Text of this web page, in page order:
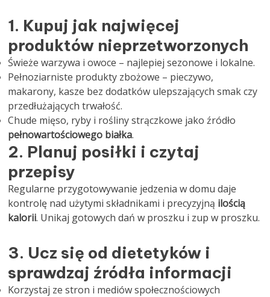
1. Kupuj jak najwięcej
produktów nieprzetworzonych
Świeże warzywa i owoce – najlepiej sezonowe i lokalne.
Pełnoziarniste produkty zbożowe – pieczywo,
makarony, kasze bez dodatków ulepszających smak czy
przedłużających trwałość.
Chude mięso, ryby i rośliny strączkowe jako źródło
pełnowartościowego białka.
2. Planuj posiłki i czytaj
przepisy
Regularne przygotowywanie jedzenia w domu daje
kontrolę nad użytymi składnikami i precyzyjną ilością
kalorii. Unikaj gotowych dań w proszku i zup w proszku.
3. Ucz się od dietetyków i
sprawdzaj źródła informacji
Korzystaj ze stron i mediów społecznościowych